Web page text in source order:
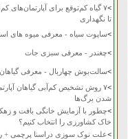
>
۷ گیاه کم‌توقع برای آپارتمان‌های
تا نگهداری
>ساپوت سیاه - معرفی میوه های
>چغندر - معرفی سبزی جات
>سالت‌بوش چهاربال - معرفی گیاهان
>
۷ روش تشخیص کم‌آبی گیاهان
شدن برگ‌ها
>چطور با آزمایش خانگی بافت و
خاک کشاورزی را انتخاب کنیم؟
>علت نوک سوزی دراسنا پرچمی +